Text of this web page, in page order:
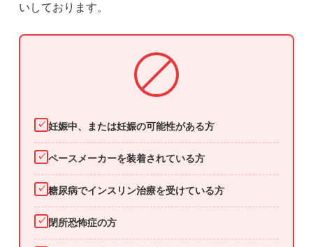
いしております。
✓ 妊娠中、または妊娠の可能性がある方
✓ ペースメーカーを装着されている方
✓ 糖尿病でインスリン治療を受けている方
✓ 閉所恐怖症の方